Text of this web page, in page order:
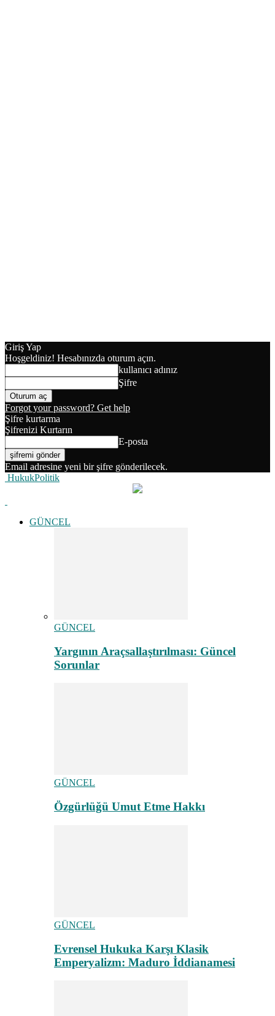
Giriş Yap
Hoşgeldiniz! Hesabınızda oturum açın.
kullanıcı adınız
Şifre
Forgot your password? Get help
Şifre kurtarma
Şifrenizi Kurtarın
E-posta
Email adresine yeni bir şifre gönderilecek.
HukukPolitik
GÜNCEL
GÜNCEL
Yargının Araçsallaştırılması: Güncel
Sorunlar
GÜNCEL
Özgürlüğü Umut Etme Hakkı
GÜNCEL
Evrensel Hukuka Karşı Klasik
Emperyalizm: Maduro İddianamesi